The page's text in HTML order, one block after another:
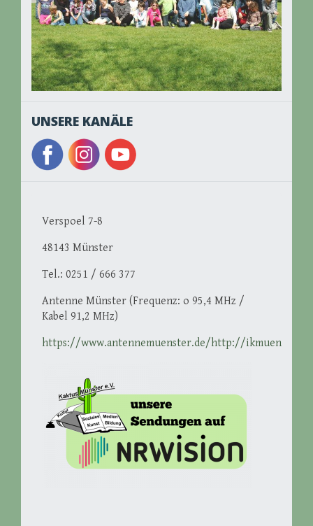
UNSERE KANÄLE
Verspoel 7-8
48143 Münster
Tel.: 0251 / 666 377
Antenne Münster (Frequenz: o 95,4 MHz /
Kabel 91,2 MHz)
https://www.antennemuenster.de/http://